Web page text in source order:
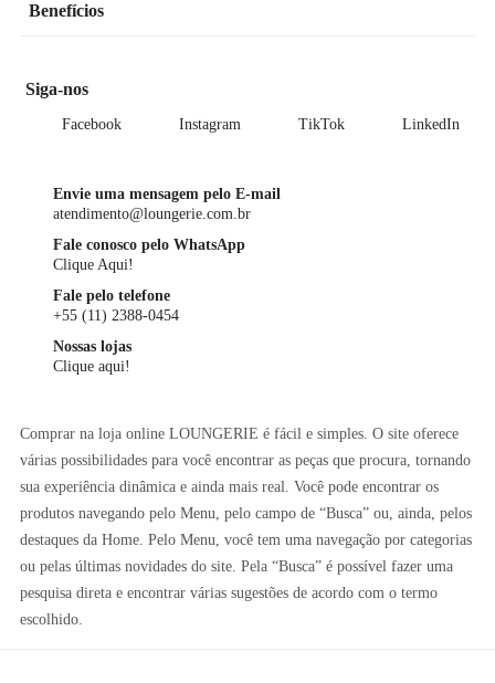
Benefícios
Siga-nos
Facebook Instagram TikTok LinkedIn
Envie uma mensagem pelo E-mail
atendimento@loungerie.com.br
Fale conosco pelo WhatsApp
Clique Aqui!
Fale pelo telefone
+55 (11) 2388-0454
Nossas lojas
Clique aqui!
Comprar na loja online LOUNGERIE é fácil e simples. O site oferece
várias possibilidades para você encontrar as peças que procura, tornando
sua experiência dinâmica e ainda mais real. Você pode encontrar os
produtos navegando pelo Menu, pelo campo de “Busca” ou, ainda, pelos
destaques da Home. Pelo Menu, você tem uma navegação por categorias
ou pelas últimas novidades do site. Pela “Busca” é possível fazer uma
pesquisa direta e encontrar várias sugestões de acordo com o termo
escolhido.